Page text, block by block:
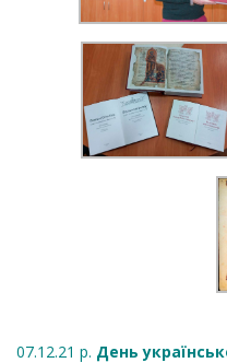
07.12.21 р. День